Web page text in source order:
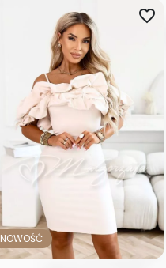
NOWOŚĆ
favorite_border